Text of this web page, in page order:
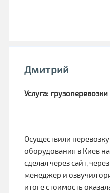
Дмитрий
Услуга:
Осуществили перевозку
оборудования в Киев на
сделал через сайт,
менеджер и озвучил
итоге стоимость